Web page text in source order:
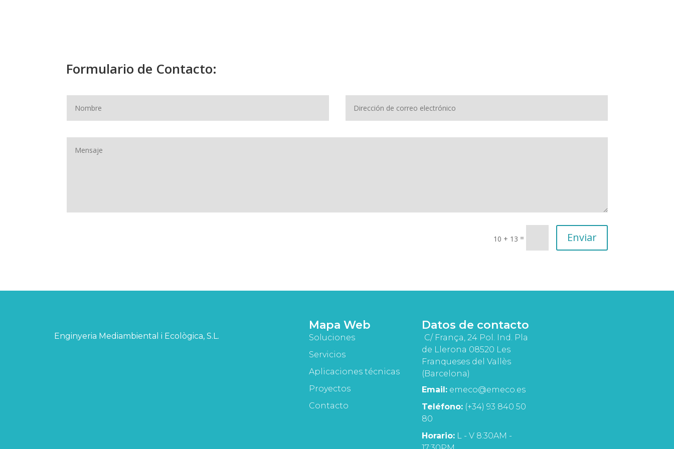
Formulario de Contacto:
10 + 13 = Enviar
Enginyeria Mediambiental i Ecològica, S.L.
Mapa Web
Soluciones
Servicios
Aplicaciones técnicas
Proyectos
Contacto
Datos de contacto
C/ França, 24 Pol. Ind. Pla
de Llerona 08520 Les
Franqueses del Vallès
(Barcelona)
Email: emeco@emeco.es
Teléfono: (+34) 93 840 50
80
Horario: L - V 8:30AM -